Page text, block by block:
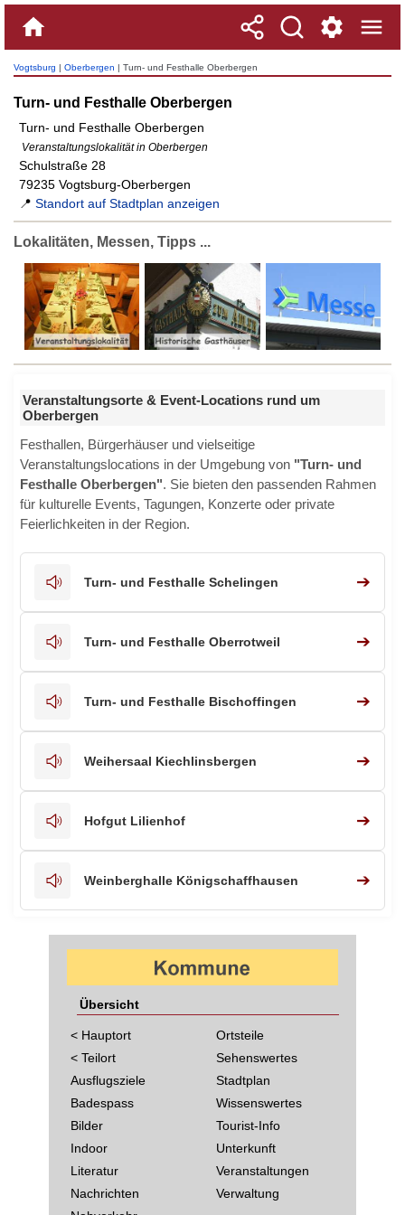
Vogtsburg | Oberbergen | Turn- und Festhalle Oberbergen
Turn- und Festhalle Oberbergen
Turn- und Festhalle Oberbergen
Veranstaltungslokalität in Oberbergen
Schulstraße 28
79235 Vogtsburg-Oberbergen
📍 Standort auf Stadtplan anzeigen
Lokalitäten, Messen, Tipps ...
Veranstaltungsorte & Event-Locations rund um
Oberbergen
Festhallen, Bürgerhäuser und vielseitige
Veranstaltungslocations in der Umgebung von "Turn- und
Festhalle Oberbergen". Sie bieten den passenden Rahmen
für kulturelle Events, Tagungen, Konzerte oder private
Feierlichkeiten in der Region.
Turn- und Festhalle Schelingen ➔
Turn- und Festhalle Oberrotweil ➔
Turn- und Festhalle Bischoffingen ➔
Weihersaal Kiechlinsbergen ➔
Hofgut Lilienhof ➔
Weinberghalle Königschaffhausen ➔
Übersicht
< Hauptort
< Teilort
Ausflugsziele
Badespass
Bilder
Indoor
Literatur
Nachrichten
Ortsteile
Sehenswertes
Stadtplan
Wissenswertes
Tourist-Info
Unterkunft
Veranstaltungen
Verwaltung